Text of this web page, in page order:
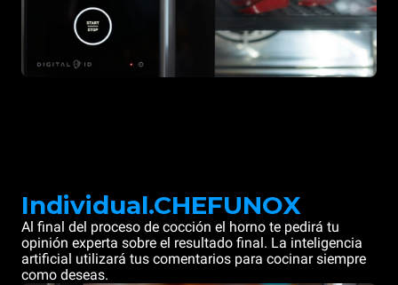
Individual.CHEFUNOX
Al final del proceso de cocción el horno te pedirá tu
opinión experta sobre el resultado final. La inteligencia
artificial utilizará tus comentarios para cocinar siempre
como deseas.